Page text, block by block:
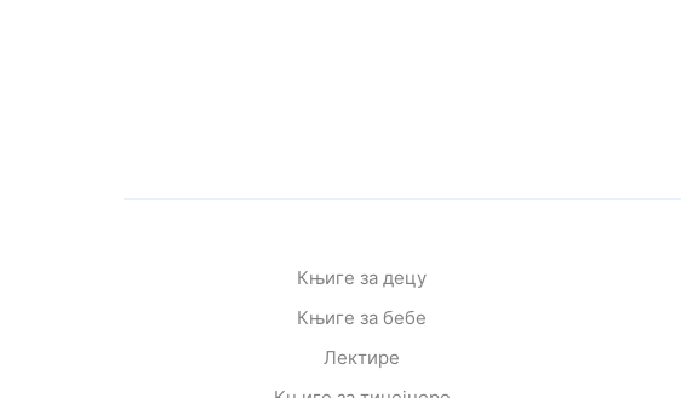
Књиге за децу
Књиге за бебе
Лектире